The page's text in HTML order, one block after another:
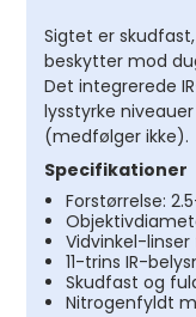
Sigtet er
beskytter mod
Det integrerede
lysstyrke
(medfølger ikke).
Specifikationer
Forstørrelse:
Vidvinkel-
11-trins IR-
Skudfast og
Nitrogenfyldt